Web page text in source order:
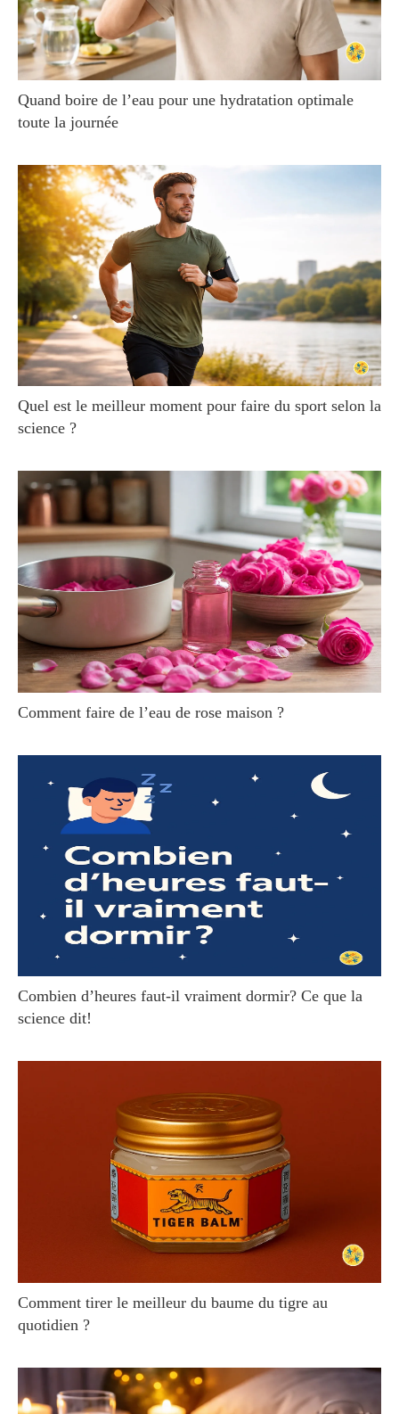
Quand boire de l’eau pour une hydratation optimale
toute la journée
Quel est le meilleur moment pour faire du sport selon la
science ?
Comment faire de l’eau de rose maison ?
Combien d’heures faut-il vraiment dormir? Ce que la
science dit!
Comment tirer le meilleur du baume du tigre au
quotidien ?